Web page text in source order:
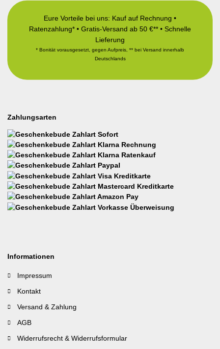
Eure Vorteile bei uns: Kauf auf Rechnung •
Ratenzahlung* • Gratis-Versand ab 50 €** • Schnelle
Lieferung
* Bonität vorausgesetzt, gegen Aufpreis, ** bei Versand innerhalb
Deutschlands
Zahlungsarten
Informationen
Impressum
Kontakt
Versand & Zahlung
AGB
Widerrufsrecht & Widerrufsformular